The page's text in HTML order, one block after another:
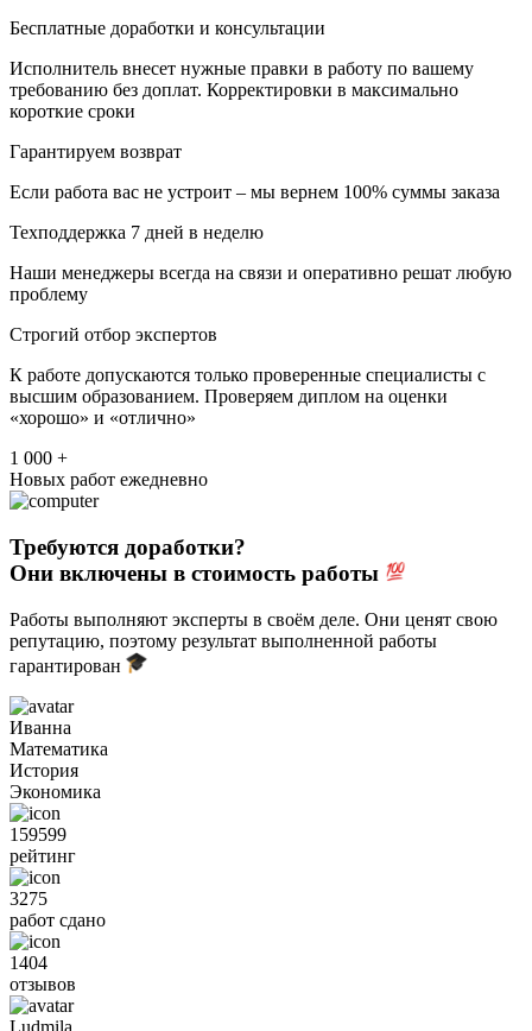
Бесплатные доработки и консультации
Исполнитель внесет нужные правки в работу по вашему
требованию без доплат. Корректировки в максимально
короткие сроки
Гарантируем возврат
Если работа вас не устроит – мы вернем 100% суммы заказа
Техподдержка 7 дней в неделю
Наши менеджеры всегда на связи и оперативно решат любую
проблему
Строгий отбор экспертов
К работе допускаются только проверенные специалисты с
высшим образованием. Проверяем диплом на оценки
«хорошо» и «отлично»
1 000 +
Новых работ ежедневно
Требуются доработки?
Они включены в стоимость работы
Работы выполняют эксперты в своём деле. Они ценят свою
репутацию, поэтому результат выполненной работы
гарантирован
Иванна
Математика
История
Экономика
159599
рейтинг
3275
работ сдано
1404
отзывов
Ludmila